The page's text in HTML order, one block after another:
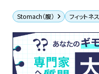
Stomach（腹） フィットネス